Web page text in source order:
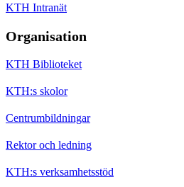
KTH Intranät
Organisation
KTH Biblioteket
KTH:s skolor
Centrumbildningar
Rektor och ledning
KTH:s verksamhetsstöd